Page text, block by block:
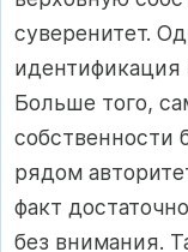
суверенитет.
идентификация
Больше того,
собственности
рядом
факт
без внимания.